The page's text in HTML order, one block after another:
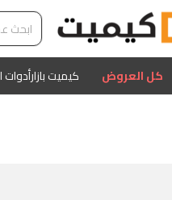
كل العروض كيميت بازارأدوات